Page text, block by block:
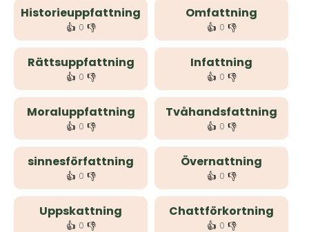
Historieuppfattning
👍 0 👎
Omfattning
👍 0 👎
Rättsuppfattning
👍 0 👎
Infattning
👍 0 👎
Moraluppfattning
👍 0 👎
Tvåhandsfattning
👍 0 👎
sinnesförfattning
👍 0 👎
Övernattning
👍 0 👎
Uppskattning
👍 0 👎
Chattförkortning
👍 0 👎